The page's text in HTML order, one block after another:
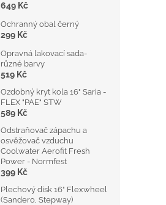
649 Kč
Ochranný obal černý
299 Kč
Opravná lakovací sada-
různé barvy
519 Kč
Ozdobný kryt kola 16" Saria -
FLEX "PAE" STW
589 Kč
Odstraňovač zápachu a
osvěžovač vzduchu
Coolwater Aerofit Fresh
Power - Normfest
399 Kč
Plechový disk 16" Flexwheel
(Sandero, Stepway)